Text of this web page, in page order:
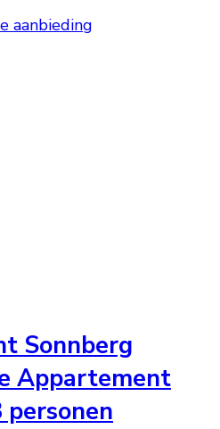
aanbieding
Sonnberg
Appartement